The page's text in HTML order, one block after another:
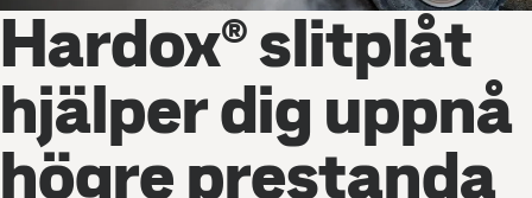
Hardox® slitplåt
hjälper dig uppnå
högre prestanda